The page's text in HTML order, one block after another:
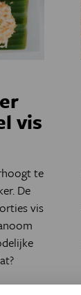
vis
te
De
vis
Den